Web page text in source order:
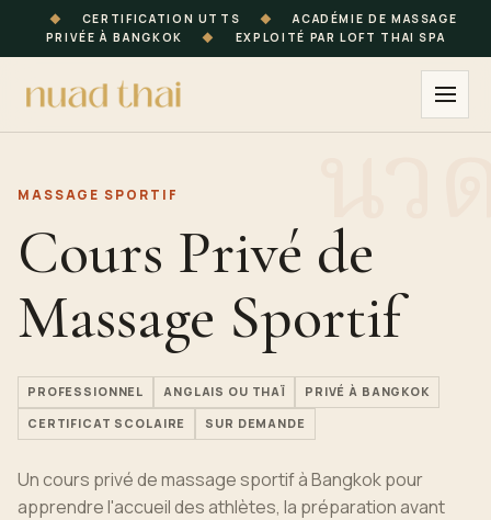
◆ CERTIFICATION UTTS ◆
ACADÉMIE DE MASSAGE
PRIVÉE À BANGKOK
◆ EXPLOITÉ PAR LOFT THAI SPA
MASSAGE SPORTIF
Cours Privé de
Massage Sportif
PROFESSIONNEL ANGLAIS OU THAÏ PRIVÉ À BANGKOK
CERTIFICAT SCOLAIRE SUR DEMANDE
Un cours privé de massage sportif à Bangkok pour
apprendre l'accueil des athlètes, la préparation avant